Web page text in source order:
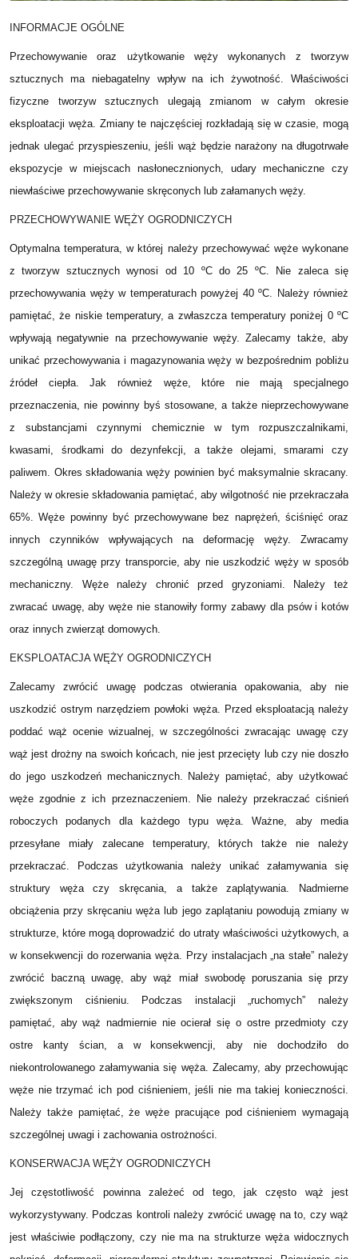
INFORMACJE OGÓLNE
Przechowywanie oraz użytkowanie węży wykonanych z tworzyw
sztucznych ma niebagatelny wpływ na ich żywotność. Właściwości
fizyczne tworzyw sztucznych ulegają zmianom w całym okresie
eksploatacji węża. Zmiany te najczęściej rozkładają się w czasie, mogą
jednak ulegać przyspieszeniu, jeśli wąż będzie narażony na długotrwałe
ekspozycje w miejscach nasłonecznionych, udary mechaniczne czy
niewłaściwe przechowywanie skręconych lub załamanych węży.
PRZECHOWYWANIE WĘŻY OGRODNICZYCH
Optymalna temperatura, w której należy przechowywać węże wykonane
z tworzyw sztucznych wynosi od 10 ºC do 25 ºC. Nie zaleca się
przechowywania węży w temperaturach powyżej 40 ºC. Należy również
pamiętać, że niskie temperatury, a zwłaszcza temperatury poniżej 0 ºC
wpływają negatywnie na przechowywanie węży. Zalecamy także, aby
unikać przechowywania i magazynowania węży w bezpośrednim pobliżu
źródeł ciepła. Jak również węże, które nie mają specjalnego
przeznaczenia, nie powinny byś stosowane, a także nieprzechowywane
z substancjami czynnymi chemicznie w tym rozpuszczalnikami,
kwasami, środkami do dezynfekcji, a także olejami, smarami czy
paliwem. Okres składowania węży powinien być maksymalnie skracany.
Należy w okresie składowania pamiętać, aby wilgotność nie przekraczała
65%. Węże powinny być przechowywane bez naprężeń, ściśnięć oraz
innych czynników wpływających na deformację węży. Zwracamy
szczególną uwagę przy transporcie, aby nie uszkodzić węży w sposób
mechaniczny. Węże należy chronić przed gryzoniami. Należy też
zwracać uwagę, aby węże nie stanowiły formy zabawy dla psów i kotów
oraz innych zwierząt domowych.
EKSPLOATACJA WĘŻY OGRODNICZYCH
Zalecamy zwrócić uwagę podczas otwierania opakowania, aby nie
uszkodzić ostrym narzędziem powłoki węża. Przed eksploatacją należy
poddać wąż ocenie wizualnej, w szczególności zwracając uwagę czy
wąż jest drożny na swoich końcach, nie jest przecięty lub czy nie doszło
do jego uszkodzeń mechanicznych. Należy pamiętać, aby użytkować
węże zgodnie z ich przeznaczeniem. Nie należy przekraczać ciśnień
roboczych podanych dla każdego typu węża. Ważne, aby media
przesyłane miały zalecane temperatury, których także nie należy
przekraczać. Podczas użytkowania należy unikać załamywania się
struktury węża czy skręcania, a także zaplątywania. Nadmierne
obciążenia przy skręcaniu węża lub jego zaplątaniu powodują zmiany w
strukturze, które mogą doprowadzić do utraty właściwości użytkowych, a
w konsekwencji do rozerwania węża. Przy instalacjach „na stałe” należy
zwrócić baczną uwagę, aby wąż miał swobodę poruszania się przy
zwiększonym ciśnieniu. Podczas instalacji „ruchomych” należy
pamiętać, aby wąż nadmiernie nie ocierał się o ostre przedmioty czy
ostre kanty ścian, a w konsekwencji, aby nie dochodziło do
niekontrolowanego załamywania się węża. Zalecamy, aby przechowując
węże nie trzymać ich pod ciśnieniem, jeśli nie ma takiej konieczności.
Należy także pamiętać, że węże pracujące pod ciśnieniem wymagają
szczególnej uwagi i zachowania ostrożności.
KONSERWACJA WĘŻY OGRODNICZYCH
Jej częstotliwość powinna zależeć od tego, jak często wąż jest
wykorzystywany. Podczas kontroli należy zwrócić uwagę na to, czy wąż
jest właściwie podłączony, czy nie ma na strukturze węża widocznych